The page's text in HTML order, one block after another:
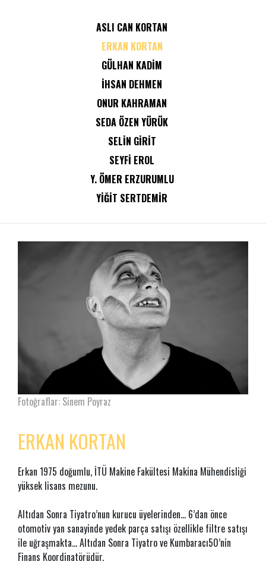
ASLI CAN KORTAN
ERKAN KORTAN
GÜLHAN KADIM
İHSAN DEHMEN
ONUR KAHRAMAN
SEDA ÖZEN YÜRÜK
SELIN GIRIT
SEYFI EROL
Y. ÖMER ERZURUMLU
YIĞIT SERTDEMIR
Fotoğraflar: Sinem Poyraz
ERKAN KORTAN
Erkan 1975 doğumlu, İTÜ Makine Fakültesi Makina Mühendisliği
yüksek lisans mezunu.
Altıdan Sonra Tiyatro’nun kurucu üyelerinden... 6’dan önce
otomotiv yan sanayinde yedek parça satışı özellikle filtre satışı
ile uğraşmakta... Altıdan Sonra Tiyatro ve Kumbaracı50’nin
Finans Koordinatörüdür.